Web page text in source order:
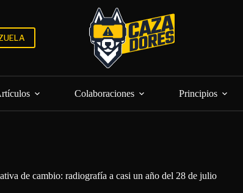
Colaboraciones Principios
de cambio: radiografía a casi un año del 28 de julio